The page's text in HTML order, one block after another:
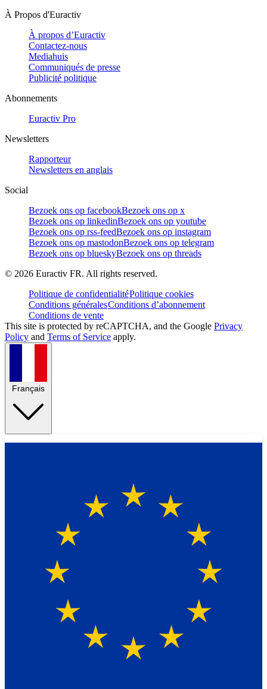
À Propos d'Euractiv
À propos d’Euractiv
Contactez-nous
Mediahuis
Communiqués de presse
Publicité politique
Abonnements
Euractiv Pro
Newsletters
Rapporteur
Newsletters en anglais
Social
Bezoek ons op facebookBezoek ons op x
Bezoek ons op linkedinBezoek ons op youtube
Bezoek ons op rss-feedBezoek ons op instagram
Bezoek ons op mastodonBezoek ons op telegram
Bezoek ons op blueskyBezoek ons op threads
© 2026 Euractiv FR. All rights reserved.
Politique de confidentialitéPolitique cookies
Conditions généralesConditions d’abonnement
Conditions de vente
This site is protected by reCAPTCHA, and the Google Privacy
Policy and Terms of Service apply.
Français